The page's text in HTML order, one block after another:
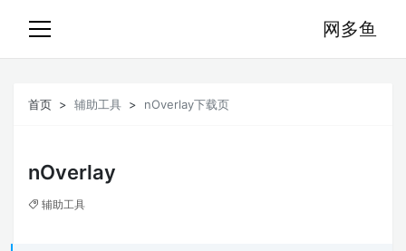
网多鱼
首页 辅助工具 nOverlay下载页
nOverlay
辅助工具